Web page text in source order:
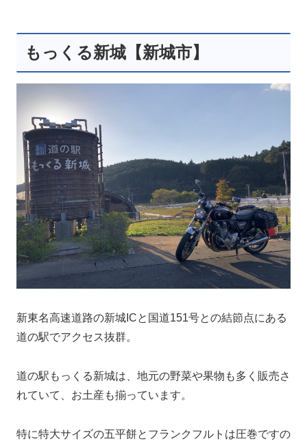
もっくる新城【新城市】
新東名高速道路の新城ICと国道151号との結節点にある
道の駅でアクセス抜群。
道の駅もっくる新城は、地元の野菜や果物も多く販売さ
れていて、お土産も揃っています。
特に特大サイズの五平餅とフランクフルトは圧巻ですの